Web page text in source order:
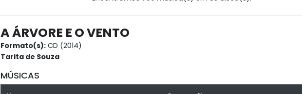
A ÁRVORE E O VENTO
Formato(s): CD (2014)
Tarita de Souza
MÚSICAS